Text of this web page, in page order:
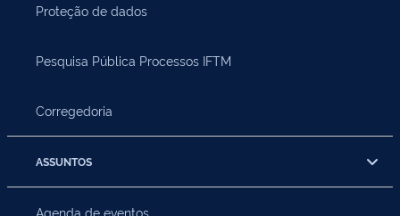
Proteção de dados
Pesquisa Pública Processos IFTM
Corregedoria
ASSUNTOS
Agenda de eventos